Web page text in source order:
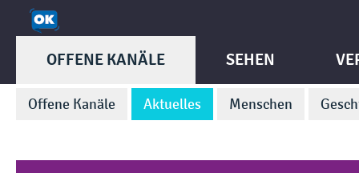
OFFENE KANÄLE
Offene Kanäle Aktuelles Menschen
SEHEN